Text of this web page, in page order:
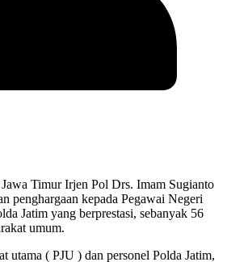
Timur Irjen Pol Drs. Imam Sugianto
penghargaan kepada Pegawai Negeri
Jatim yang berprestasi, sebanyak 56
umum.
utama ( PJU ) dan personel Polda Jatim,